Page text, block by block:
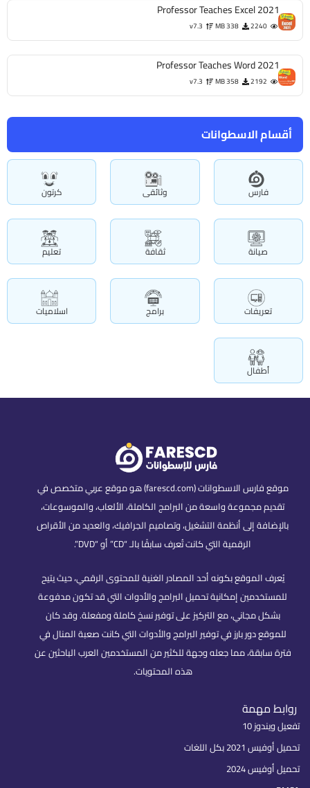
أقسام الاسطوانات
فارس وثائقى كرتون
صيانة ثقافة تعليم
تعريفات برامج اسلاميات
أطفال
Professor Teaches Excel 2021
2240
338 MB
v7.3
Professor Teaches Word 2021
2192
358 MB
v7.3
موقع فارس الاسطوانات (farescd.com) هو موقع عربي متخصص في
تقديم مجموعة واسعة من البرامج الكاملة، الألعاب، والموسوعات،
بالإضافة إلى أنظمة التشغيل، وتصاميم الجرافيك، والعديد من الأقراص
الرقمية التي كانت تُعرف سابقًا بالـ “CD” أو “DVD”.
يُعرف الموقع بكونه أحد المصادر الغنية للمحتوى الرقمي، حيث يتيح
للمستخدمين إمكانية تحميل البرامج والأدوات التي قد تكون مدفوعة
بشكل مجاني، مع التركيز على توفير نسخ كاملة ومفعلة. وقد كان
للموقع دور بارز في توفير البرامج والأدوات التي كانت صعبة المنال في
فترة سابقة، مما جعله وجهة للكثير من المستخدمين العرب الباحثين عن
هذه المحتويات.
روابط مهمة
تفعيل ويندوز 10
تحميل أوفيس 2021 بكل اللغات
تحميل أوفيس 2024